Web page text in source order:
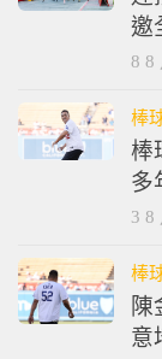
邀
8 8
棒
棒
多
3 8
棒
陳
意